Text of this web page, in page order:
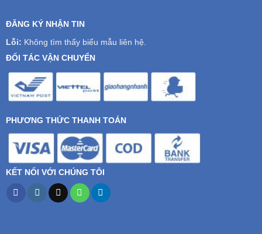
ĐĂNG KÝ NHẬN TIN
Lỗi: Không tìm thấy biểu mẫu liên hệ.
ĐỐI TÁC VẬN CHUYỂN
PHƯƠNG THỨC THANH TOÁN
KẾT NỐI VỚI CHÚNG TÔI